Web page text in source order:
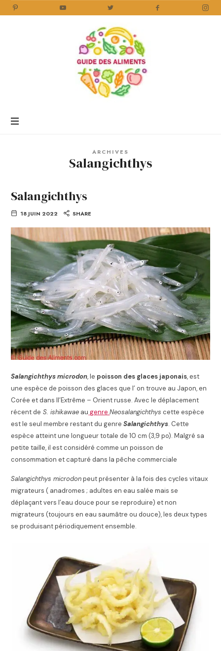
Aliments
ARCHIVES
Salangichthys
Salangichthys
18 JUIN 2022 SHARE
Salangichthys microdon, le poisson des glaces japonais, est
une espèce de poisson des glaces que l’ on trouve au Japon, en
Corée et dans ll’Extrême – Orient russe. Avec le déplacement
récent de S. ishikawae au genreNeosalangichthys cette espèce
est le seul membre restant du genre Salangichthys. Cette
espèce atteint une longueur totale de 10 cm (3,9 po). Malgré sa
petite taille, il est considéré comme un poisson de
consommation et capturé dans la pêche commerciale
Salangichthys microdonpeut présenter à la fois des cycles vitaux
migrateurs ( anadromes ; adultes en eau salée mais se
déplaçant vers l’eau douce pour se reproduire) et non
migrateurs (toujours en eau saumâtre ou douce), les deux types
se produisant périodiquement ensemble.